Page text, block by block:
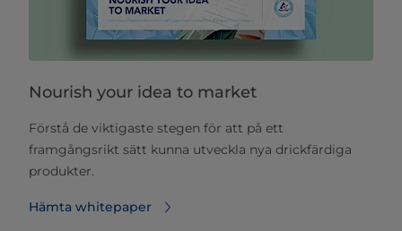
Nourish your idea to market
Förstå de viktigaste stegen för att på ett
framgångsrikt sätt kunna utveckla nya drickfärdiga
produkter.
Hämta whitepaper